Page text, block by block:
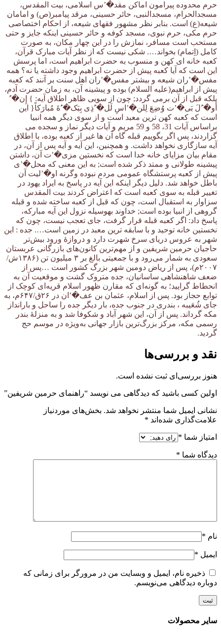
حرم محدوده پیرامون اماکن مقد�’س اسلامی، بیت المقدس،
مسجدالحرام، مسجدالنبی، حائر حسینی، مرقد پیامبر(ص) و امامان
شیعه(ع) است. بنابر نظر مشهور فقهای شیعه، از احکام اختصاصی
حرم مکی، حرم نبوی، مسجد کوفه و حائر حسینی اینکه جایز و حتی
مستحب است مسافر، نمازش را در این چهار مکان، به صورت
کامل (اِتمام) بخواند…. شکی نیست که از نظر آیات مبارک قرآن،
کعبه خانه ای کهن و منسوب به حضرت ابراهیم است، اما پرسش
این است که آیا کعبه پیش از حضرت ابراهیم وجود داشته یا نه؟ همه
مفس�’ران شیعه و بیشتر مفس�’ران اهل سنت بر آنند که کعبه
پیش از ابراهیم(علیه السلام) بوده و پیشینه آن، به زمان حضرت آدم،
بلکه قبل از آن برمی گردد; چون از سویی ظاهر اطلاق آیه: } إِن�’َ
أَو�’َلَ بَی�’ت وُضِعَ لِلن�’اسِ لَل�’َذِی بِبَک�’َةَ مُبارَکاً{ این
است که کعبه کهن ترین معبد است و از سوی دیگر همه انبیا
براساس آیات 31، 58 و 59 مریم و آیات دیگر نماز و سجده می
گزاردند، پس اگر بگوییم قبله گاه آن ها غیر از کعبه بوده، با اطلاق
آیه سازگاری نخواهد داشت. و همچنین، این آیه و آیه پس از آن، در
مقام بیان مزایای خانه خدا است که نخستین مزی�’ت آن، داشتن
پیشینه طولانی و ممتد ذکر شده است; به این معنی که محل�’ی
پیش از کعبه پرستشگاه عمومی مردم نبوده وگرنه او�’لیت آن
باطل خواهد شد. دلیل دیگر اینکه این آیه در پاسخ به ایراد یهود در
تغییر قبله به سوی کعبه است که اعتراض کردند بیت المقدس
سزاوار به استقبال است، چون که قبل از کعبه ساخته شده و قبله
گروهی از انبیا بوده است; خداوند بهوسیله نزول این آیه مبارکه،
پاسخ داد: اگر کعبه قبله قرار گرفت، جای تعجب نیست، چون که
نخستین خانه توحید و با سابقه ترین معبد در زمین است…. جده : این
شهر به عروس دریای سرخ شهرت دارد و دروازۀ ورود بیش‌تر
حاجیان حرمین شریفین و از مهم‌ترین کانون‌های بازرگانی عربستان
سعودی به شمار می‌رود و با جمعیتی بالغ بر ۳ میلیون تن (۱۳۸۶ش/
۲۰۰۷م)، پس از ریاض دومین شهر بزرگ کشور است …پس از
ضعف شاهنشاهی ساسانیان، جده متروک گشت و موقعیت آن به
انحطاط گرایید؛ به گونه‌ای که مقارن ظهور اسلام قریه‌ای کوچک از
توابع حجاز بود. پس از اسلام، عثمان بن عف�’ان در ۲۶ق/۶۴۷م، به
جای شُعَیبه ، بندری در جنوب جده، بار دیگر جده را ساحل و بارانداز
مکه گرداند. پس از آن، این شهر آباد و شکوفا شد و به منزلۀ بندر
رسمی مکه، مرکز بزرگ‌ترین بازار جهانی به‌ویژه در موسم حج
گردید.
نقد و بررسی‌ها
هنوز بررسی‌ای ثبت نشده است.
اولین کسی باشید که دیدگاهی می نویسد “راهنمای حرمین شریفین”
نشانی ایمیل شما منتشر نخواهد شد. بخش‌های موردنیاز
علامت‌گذاری شده‌اند *
امتیاز شما *
دیدگاه شما *
نام *
ایمیل *
ذخیره نام، ایمیل و وبسایت من در مرورگر برای زمانی که
دوباره دیدگاهی می‌نویسم.
سایر محصولات